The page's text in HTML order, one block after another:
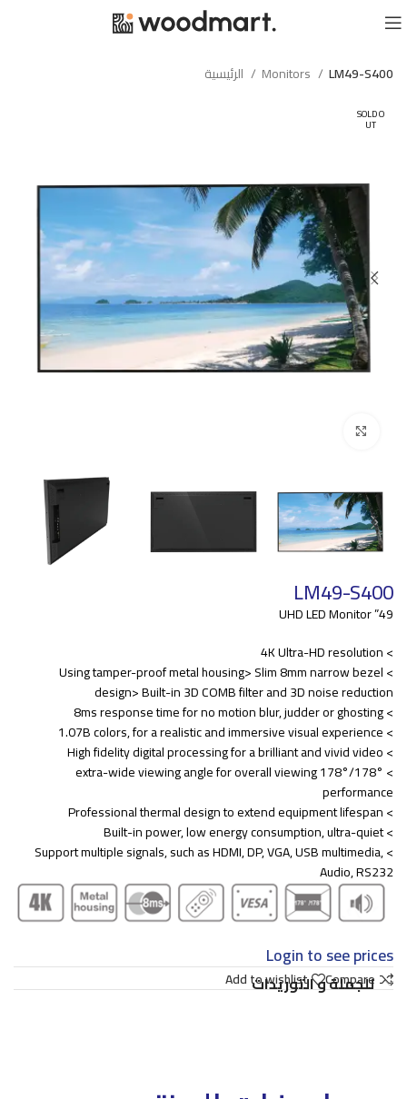
Monitors LM49-S400
SOLD O
UT
LM49-S400
49” UHD LED Monitor
> 4K Ultra-HD resolution
> Using tamper-proof metal housing> Slim 8mm narrow bezel
design> Built-in 3D COMB filter and 3D noise reduction
> 8ms response time for no motion blur, judder or ghosting
> 1.07B colors, for a realistic and immersive visual experience
> High fidelity digital processing for a brilliant and vivid video
> 178°/178° extra-wide viewing angle for overall viewing
performance
> Professional thermal design to extend equipment lifespan
> Built-in power, low energy consumption, ultra-quiet
> Support multiple signals, such as HDMI, DP, VGA, USB multimedia,
Audio, RS232
Login to see prices
Compare
Add to wishlist
للجملة و التوريدات